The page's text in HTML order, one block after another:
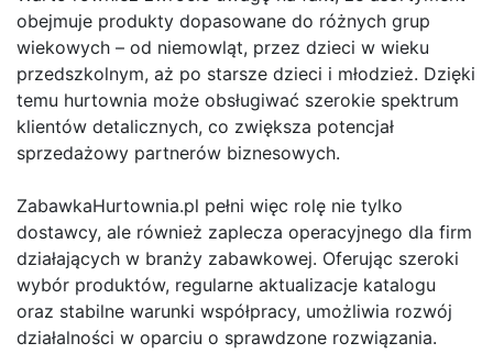
obejmuje produkty dopasowane do różnych grup
wiekowych – od niemowląt, przez dzieci w wieku
przedszkolnym, aż po starsze dzieci i młodzież. Dzięki
temu hurtownia może obsługiwać szerokie spektrum
klientów detalicznych, co zwiększa potencjał
sprzedażowy partnerów biznesowych.
ZabawkaHurtownia.pl pełni więc rolę nie tylko
dostawcy, ale również zaplecza operacyjnego dla firm
działających w branży zabawkowej. Oferując szeroki
wybór produktów, regularne aktualizacje katalogu
oraz stabilne warunki współpracy, umożliwia rozwój
działalności w oparciu o sprawdzone rozwiązania.